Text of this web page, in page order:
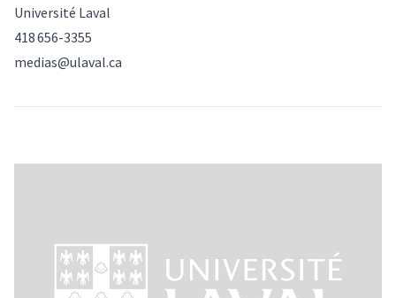
Université Laval
418 656-3355
medias@ulaval.ca